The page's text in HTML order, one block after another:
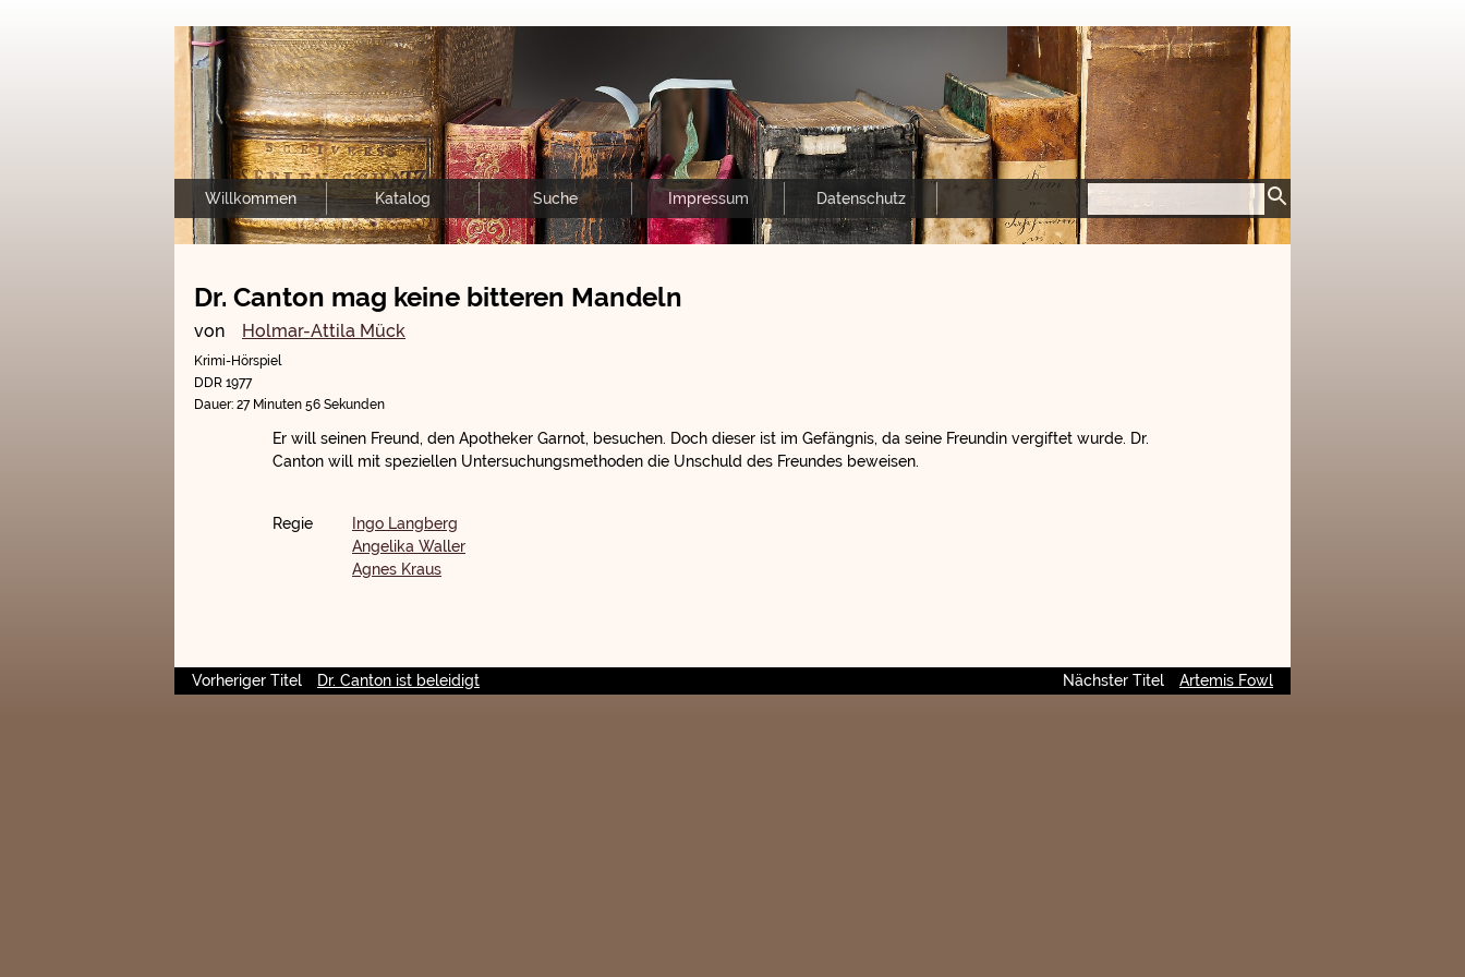
Willkommen Katalog Suche Impressum Datenschutz
Dr. Canton mag keine bitteren Mandeln
von Holmar-Attila Mück
Krimi-Hörspiel
DDR 1977
Dauer: 27 Minuten 56 Sekunden
Er will seinen Freund, den Apotheker Garnot, besuchen. Doch dieser ist im Gefängnis, da seine Freundin vergiftet wurde. Dr.
Canton will mit speziellen Untersuchungsmethoden die Unschuld des Freundes beweisen.
Regie
Ingo Langberg
Angelika Waller
Agnes Kraus
Vorheriger Titel Dr. Canton ist beleidigt Nächster Titel Artemis Fowl